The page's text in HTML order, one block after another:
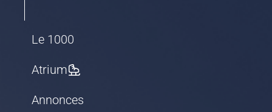
Le 1000
Atrium
Annonces